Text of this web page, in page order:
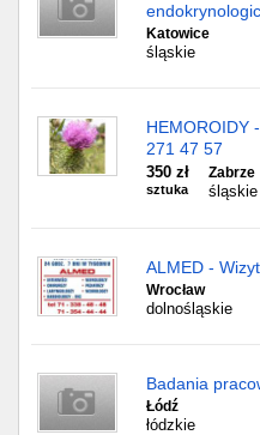
Katowice
śląskie
HEMOROIDY
271 47 57
350 zł
sztuka
Zabrze
śląskie
ALMED -
Wrocław
dolnośląskie
Badania
Łódź
łódzkie